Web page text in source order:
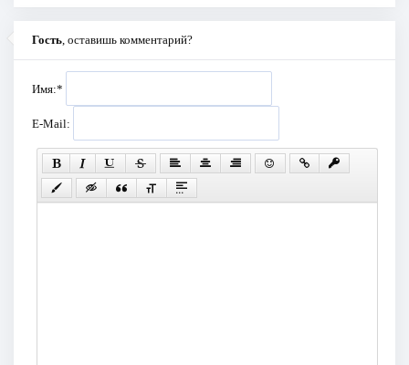
Гость , оставишь комментарий?
Имя:*
E-Mail: